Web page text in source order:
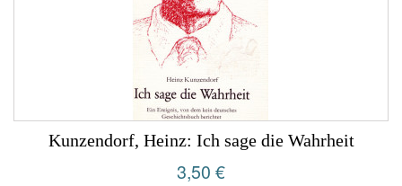
Kunzendorf, Heinz: Ich sage die Wahrheit
3,50 €